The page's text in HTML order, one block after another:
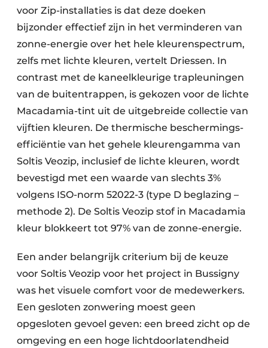
voor Zip-installaties is dat deze doeken
bijzonder effectief zijn in het verminderen van
zonne-energie over het hele kleurenspectrum,
zelfs met lichte kleuren, vertelt Driessen. In
contrast met de kaneelkleurige trapleuningen
van de buitentrappen, is gekozen voor de lichte
Macadamia-tint uit de uitgebreide collectie van
vijftien kleuren. De thermische beschermings­
efficiëntie van het gehele kleurengamma van
Soltis Veozip, inclusief de lichte kleuren, wordt
bevestigd met een waarde van slechts 3%
volgens ISO-norm 52022-3 (type D beglazing –
methode 2). De Soltis Veozip stof in Macadamia
kleur blokkeert tot 97% van de zonne-energie.
Een ander belangrijk criterium bij de keuze
voor Soltis Veozip voor het project in Bussigny
was het visuele comfort voor de medewerkers.
Een gesloten zonwering moest geen
opgesloten gevoel geven: een breed zicht op de
omgeving en een hoge lichtdoorlatendheid